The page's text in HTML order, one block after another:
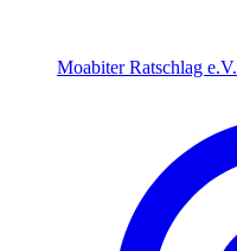
Moabiter Ratschlag e.V.